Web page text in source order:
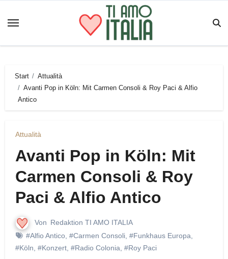
Inhalt
Start
Attualità
Avanti Pop in Köln: Mit Carmen Consoli & Roy Paci & Alfio
Antico
Attualità
Avanti Pop in Köln: Mit
Carmen Consoli & Roy
Paci & Alfio Antico
Von Redaktion TI AMO ITALIA
#Alfio Antico, #Carmen Consoli, #Funkhaus Europa
#Köln #Konzert, #Radio Colonia #Roy Paci